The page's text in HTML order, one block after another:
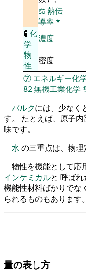
⚖️熱伝
導率*
🧪 化
学
物
性
濃度
密度
⑦ エネルギー化
82無機工業化学
バルクには、少なく
す。 たとえば、原子内
味です。
水 の三重点は、物理
物性を機能として応
インケミカルと 呼ばれ
機能性材料ばかりでな
られるものもあります。
量の表し方